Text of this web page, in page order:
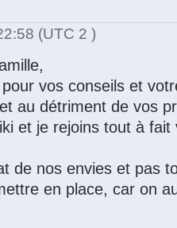
(UTC 2 )
vos conseils et
au détriment de vos
et je rejoins tout à fait
de nos envies et pas
en place, car on